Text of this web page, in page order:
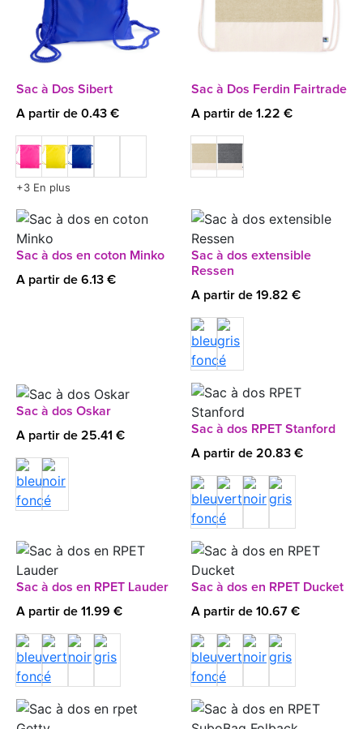
Sac à Dos Sibert
A partir de 0.43 €
+3 En plus
Sac à Dos Ferdin Fairtrade
A partir de 1.22 €
Sac à dos en coton Minko
A partir de 6.13 €
Sac à dos extensible
Ressen
A partir de 19.82 €
Sac à dos Oskar
A partir de 25.41 €
Sac à dos RPET Stanford
A partir de 20.83 €
Sac à dos en RPET Lauder
A partir de 11.99 €
Sac à dos en RPET Ducket
A partir de 10.67 €